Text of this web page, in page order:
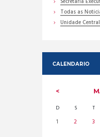
Secretaria
Todas as
Unidade
CALENDARIO
D S T
1 2 3